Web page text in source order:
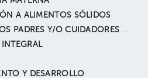
A ALIMENTOS SÓLIDOS
ASESORÍA Y APOYO A LOS PADRES Y/O CUIDADORES EN HÁBITOS DE ALIMENTACIÓN Y CRIANZA
Y DESARROLLO